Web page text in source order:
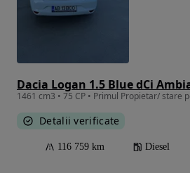
Dacia Logan 1.5 Blue dCi
1461 cm3 • 75 CP • Primul Propietar/ stare
Detalii verificate
116 759 km Diesel